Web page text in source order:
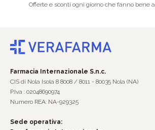
Offerte e sconti ogni giorno che fanno bene
Farmacia Internazionale S.n.c.
CIS di Nola Isola 8 8008 / 8011 - 80035 Nola (NA)
P.Iva : 02048690974
Numero REA: NA-929325
Sede operativa: